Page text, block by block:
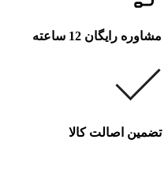
مشاوره رایگان 12 ساعته
تضمین اصالت کالا